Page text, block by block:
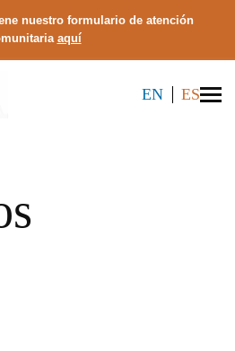
nuestro formulario de atención
aquí
EN ES